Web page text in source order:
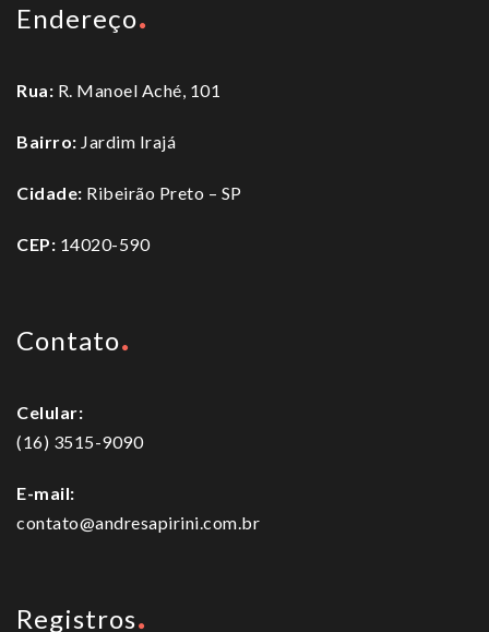
Endereço
Rua: R. Manoel Aché, 101
Bairro: Jardim Irajá
Cidade: Ribeirão Preto – SP
CEP: 14020-590
Contato
Celular:
(16) 3515-9090
E-mail:
contato@andresapirini.com.br
Registros